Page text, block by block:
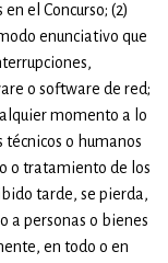
el Concurso; (2)
enunciativo que
o software de red;
momento a lo
técnicos o humanos
o tratamiento de los
tarde, se pierda,
a personas o bienes
en todo o en